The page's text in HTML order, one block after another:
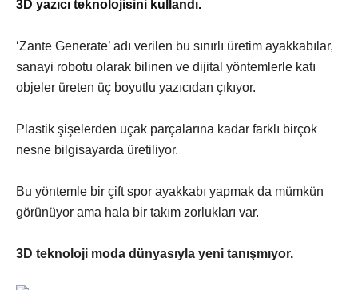
3D yazıcı teknolojisini kullandı.
‘Zante Generate’ adı verilen bu sınırlı üretim ayakkabılar,
sanayi robotu olarak bilinen ve dijital yöntemlerle katı
objeler üreten üç boyutlu yazıcıdan çıkıyor.
Plastik şişelerden uçak parçalarına kadar farklı birçok
nesne bilgisayarda üretiliyor.
Bu yöntemle bir çift spor ayakkabı yapmak da mümkün
görünüyor ama hala bir takım zorlukları var.
3D teknoloji moda dünyasıyla yeni tanışmıyor.